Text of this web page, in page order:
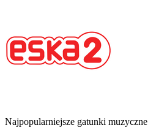
Najpopularniejsze gatunki muzyczne